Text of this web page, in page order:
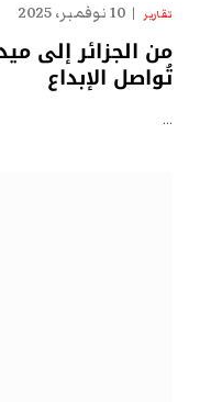
تقارير 10 نوفمبر، 2025
من الجزائر إلى
تُواصل الإبداع
…